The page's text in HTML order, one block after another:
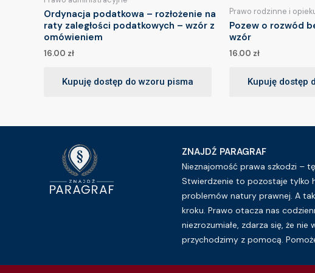
Ordynacja podatkowa – rozłożenie na
raty zaległości podatkowych – wzór z
omówieniem
16.00 zł
Kupuję dostęp do wzoru pisma
Prawo rodzinne i
Pozew o rozwód
wzór
16.00 zł
Kupuję dostęp
ZNAJDŹ PARAGRAF
Nieznajomość prawa szkodzi –
Stwierdzenie to pozostaje tylko
problemów natury prawnej. A
kroku. Prawo otacza nas
niezrozumiałe, zdarza się, że
przychodzimy z pomocą.